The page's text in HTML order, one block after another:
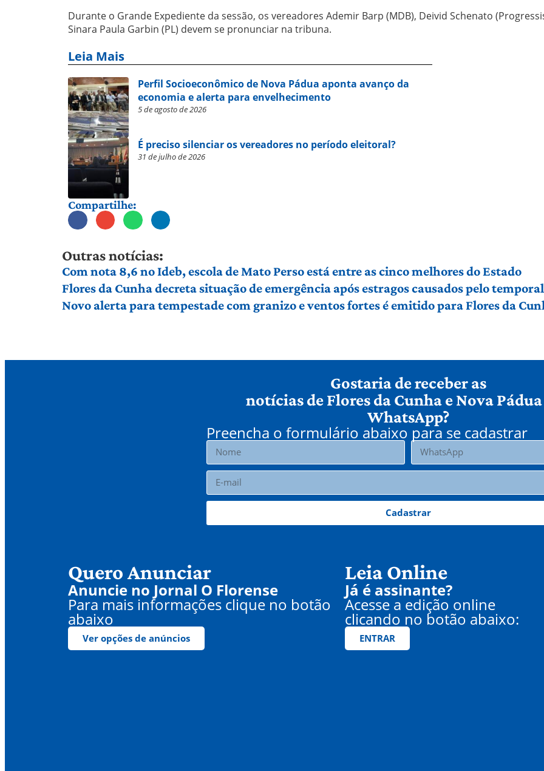
Durante o Grande Expediente da sessão, os vereadores Ademir Barp (MDB), Deivid Schenato
Sinara Paula Garbin (PL) devem se pronunciar na tribuna.
Leia Mais
Perfil Socioeconômico de Nova Pádua aponta avanço da
economia e alerta para envelhecimento
5 de agosto de 2026
É preciso silenciar os vereadores no período eleitoral?
31 de julho de 2026
Compartilhe:
Outras notícias:
Com nota 8,6 no Ideb, escola de Mato Perso está entre as cinco melhores do Estado
Flores da Cunha decreta situação de emergência após estragos causados pelo
Novo alerta para tempestade com granizo e ventos fortes é emitido para Flores da
Gostaria de receber as
notícias de Flores da Cunha e Nova
WhatsApp?
Preencha o formulário abaixo para se cadastrar
Cadastrar
Quero Anunciar
Anuncie no Jornal O Florense
Para mais informações clique no botão
abaixo
Ver opções de anúncios
Leia Online
Já é assinante?
Acesse a edição online
clicando no botão abaixo:
ENTRAR